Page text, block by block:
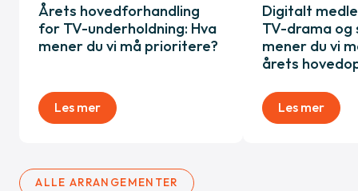
Årets hovedforhandling
for TV-underholdning: Hva
mener du vi må prioritere?
Les mer
Digitalt
TV-drama og
mener du vi
årets
Les mer
ALLE ARRANGEMENTER